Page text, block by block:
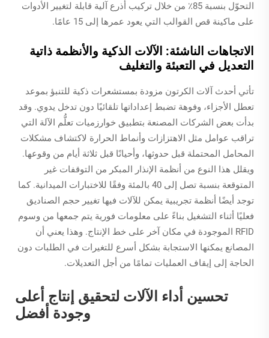
التحوّل بنسبة 85٪ من خلال تركيب أذرع آلية قابلة لتغيير الأدوات
على ماكينة قص القوالب التي يعود عمرها إلى 15 عامًا.
الاتجاهات الناشئة: الآلات الذكية والأنظمة ذاتية
التعديل في التعبئة والتغليف
تأتي أحدث آلات الكرتون مزودة بمستشعرات ذكية للتنبؤ بموعد
تعطل الأجزاء، وفوهة تضبط إعداداتها تلقائيًا دون تدخل يدوي. وقد
بدأت بعض الشركات المصنعة بتطبيق خوارزميات تعلُّم الآلة التي
تراقب عوامل مثل الاهتزازات وأنماط الحرارة لاكتشاف مشكلات
المحامل المحتملة قبل حدوثها، وأحيانًا قبل ثلاثة أيام من وقوعها.
ويقلل هذا النوع من أنظمة الإنذار المبكر من التوقفات غير
المتوقعة بنسبة تصل إلى 40 بالمئة وفقًا للاختبارات الميدانية. كما
توجد أيضًا أنظمة تجريبية يمكن للآلات فيها تغيير حجم الصناديق
فعليًا أثناء التشغيل بناءً على معلومات فورية يتم جمعها من وسوم
RFID الموجودة في مكان آخر على خط الإنتاج. وهذا يعني أن
المصانع يمكنها الاستجابة بشكل أسرع للتغيرات في الطلبات دون
الحاجة إلى إيقاف العمليات تمامًا من أجل التعديلات.
تحسين أداء الآلات لتحقيق إنتاج أعلى
وجودة أفضل